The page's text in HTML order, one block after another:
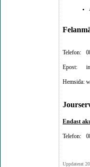
Telefon:
Epost:
Hemsida:
Endast
Telefon:
Uppdaterat